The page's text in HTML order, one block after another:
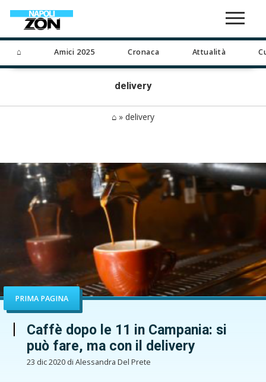
⌂ Amici 2025 Cronaca Attualità
delivery
⌂ » delivery
PRIMA PAGINA
Caffè dopo le 11 in Campania: si
può fare, ma con il delivery
23 dic 2020 di Alessandra Del Prete